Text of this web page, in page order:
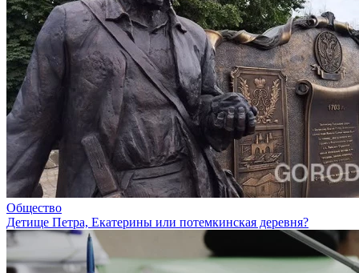
Общество
Детище Петра, Екатерины или потемкинская деревня?